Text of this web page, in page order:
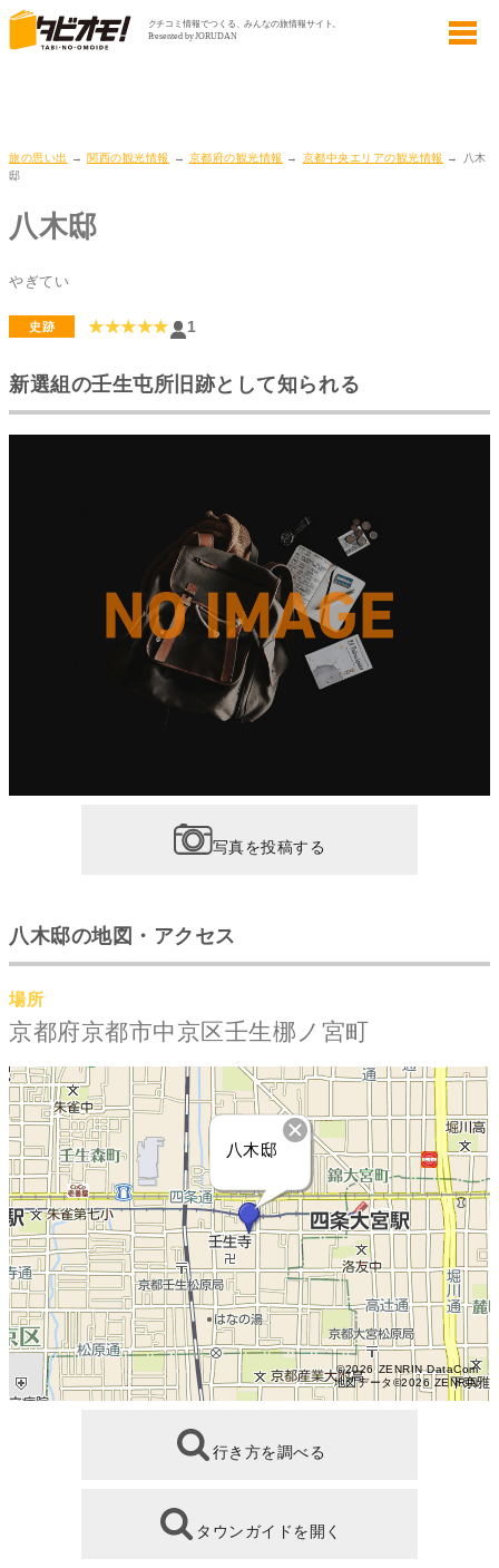
旅の思い出 → 関西の観光情報 → 京都府の観光情報 → 京都中央エリアの観光情報
→ 八木
邸
八木邸
やぎてい
史跡 ★★★★★ 1
新選組の壬生屯所旧跡として知られる
写真を投稿する
八木邸の地図・アクセス
場所
京都府京都市中京区壬生梛ノ宮町
八木邸
©2026 ZENRIN DataCom
地図データ©2026 ZENRIN
行き方を調べる
タウンガイドを開く